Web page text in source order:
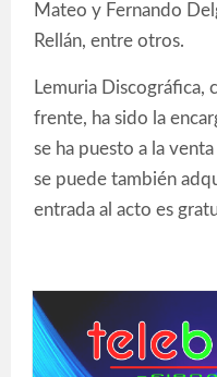
Mateo y Fernando
Rellán, entre otros.
Lemuria Discográfica,
frente, ha sido la
se ha puesto a la
se puede también
entrada al acto es